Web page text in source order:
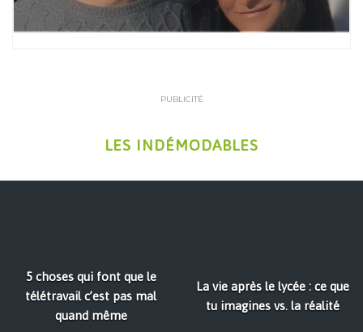
PUBLICITÉ
LES INDÉMODABLES
5 choses qui font que le
télétravail c’est pas mal
quand même
La vie après le lycée : ce que
tu imagines vs. la réalité